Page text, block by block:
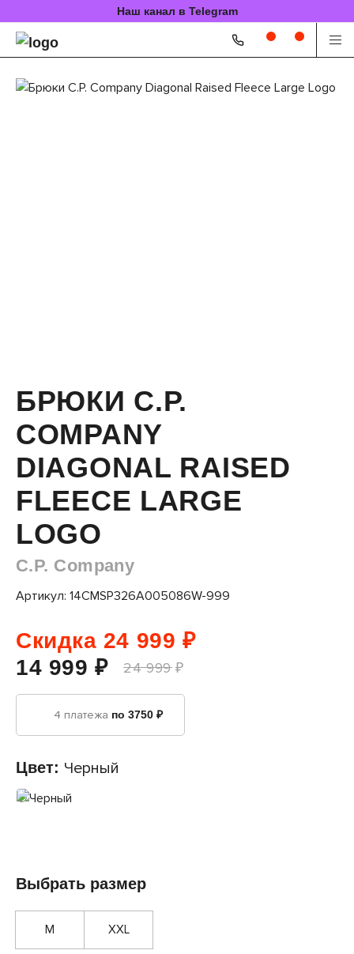
Наш канал в Telegram
БРЮКИ C.P.
COMPANY
DIAGONAL RAISED
FLEECE LARGE
LOGO
C.P. Company
Артикул: 14CMSP326A005086W-999
Скидка 24 999 ₽
14 999 ₽
24 999 ₽
4 платежа по 3750 ₽
Цвет: Черный
Выбрать размер
M XXL